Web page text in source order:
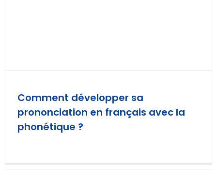
Comment développer sa
prononciation en français avec la
phonétique ?